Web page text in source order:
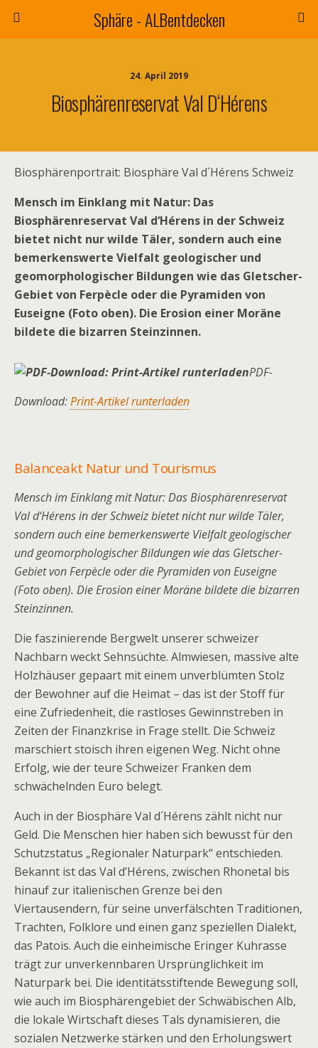
Sphäre - ALBentdecken
24. April 2019
Biosphärenreservat Val D‘Hérens
Biosphärenportrait: Biosphäre Val d´Hérens Schweiz
Mensch im Einklang mit Natur: Das
Biosphärenreservat Val d‘Hérens in der Schweiz
bietet nicht nur wilde Täler, sondern auch eine
bemerkenswerte Vielfalt geologischer und
geomorphologischer Bildungen wie das Gletscher-
Gebiet von Ferpècle oder die Pyramiden von
Euseigne (Foto oben). Die Erosion einer Moräne
bildete die bizarren Steinzinnen.
PDF-
Download:Print-Artikel runterladen
Balanceakt Natur und Tourismus
Mensch im Einklang mit Natur: Das Biosphärenreservat
Val d‘Hérens in der Schweiz bietet nicht nur wilde Täler,
sondern auch eine bemerkenswerte Vielfalt geologischer
und geomorphologischer Bildungen wie das Gletscher-
Gebiet von Ferpècle oder die Pyramiden von Euseigne
(Foto oben). Die Erosion einer Moräne bildete die bizarren
Steinzinnen.
Die faszinierende Bergwelt unserer schweizer
Nachbarn weckt Sehnsüchte. Almwiesen, massive alte
Holzhäuser gepaart mit einem unverblümten Stolz
der Bewohner auf die Heimat – das ist der Stoff für
eine Zufriedenheit, die rastloses Gewinnstreben in
Zeiten der Finanzkrise in Frage stellt. Die Schweiz
marschiert stoisch ihren eigenen Weg. Nicht ohne
Erfolg, wie der teure Schweizer Franken dem
schwächelnden Euro belegt.
Auch in der Biosphäre Val d´Hérens zählt nicht nur
Geld. Die Menschen hier haben sich bewusst für den
Schutzstatus „Regionaler Naturpark“ entschieden.
Bekannt ist das Val d’Hérens, zwischen Rhonetal bis
hinauf zur italienischen Grenze bei den
Viertausendern, für seine unverfälschten Traditionen,
Trachten, Folklore und einen ganz speziellen Dialekt,
das Patois. Auch die einheimische Eringer Kuhrasse
trägt zur unverkennbaren Ursprünglichkeit im
Naturpark bei. Die identitätsstiftende Bewegung soll,
wie auch im Biosphärengebiet der Schwäbischen Alb,
die lokale Wirtschaft dieses Tals dynamisieren, die
sozialen Netzwerke stärken und den Erholungswert